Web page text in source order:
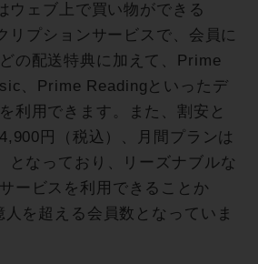
ウェブ上で買い物ができる
リプションサービスで、会員に
の配送特典に加えて、Prime
、Prime Readingといったデ
利用できます。また、割安と
円（税込）、月間プランは
となっており、リーズナブルな
ービスを利用できることか
を超える会員数となっていま